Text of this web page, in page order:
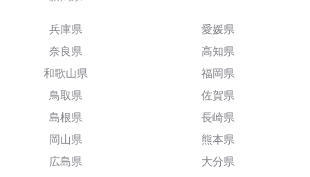
兵庫県
奈良県
和歌山県
鳥取県
島根県
岡山県
広島県
愛媛県
高知県
福岡県
佐賀県
長崎県
熊本県
大分県